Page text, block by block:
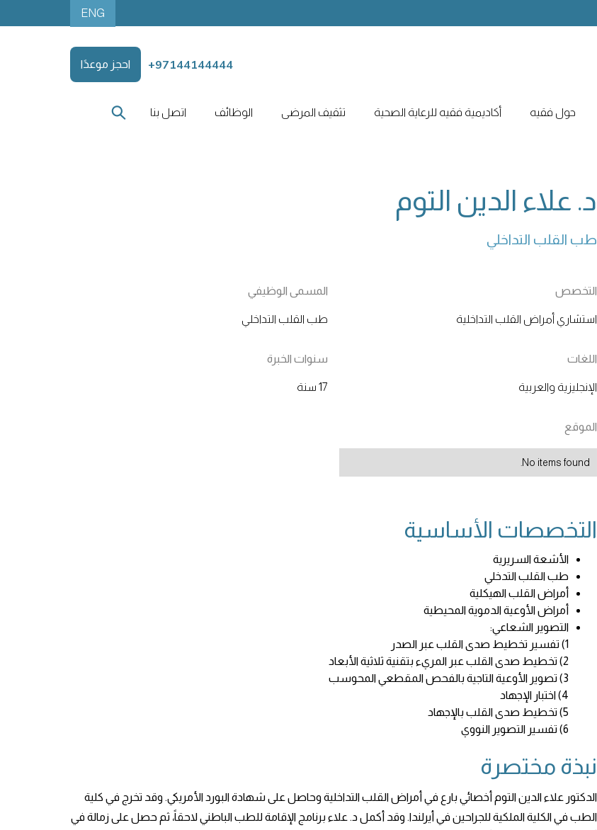
ENG
+97144144444 احجز موعدًا
حول فقيه أكاديمية فقيه للرعاية الصحية تثقيف المرضى الوظائف اتصل بنا
د. علاء الدين التوم
طب القلب التداخلي
التخصص
استشاري أمراض القلب التداخلية
المسمى الوظيفي
طب القلب التداخلي
اللغات
الإنجليزية والعربية
سنوات الخبرة
17 سنة
الموقع
No items found.
التخصصات الأساسية
الأشعة السريرية
طب القلب التدخلي
أمراض القلب الهيكلية
أمراض الأوعية الدموية المحيطية
التصوير الشعاعي:
1) تفسير تخطيط صدى القلب عبر الصدر
2) تخطيط صدى القلب عبر المريء بتقنية ثلاثية الأبعاد
3) تصوير الأوعية التاجية بالفحص المقطعي المحوسب
4) اختبار الإجهاد
5) تخطيط صدى القلب بالإجهاد
6) تفسير التصوير النووي
نبذة مختصرة
الدكتور علاء الدين التوم أخصائي بارع في أمراض القلب التداخلية وحاصل على شهادة البورد الأمريكي. وقد تخرج في كلية
الطب في الكلية الملكية للجراحين في أيرلندا. وقد أكمل د. علاء برنامج الإقامة للطب الباطني لاحقاً، ثم حصل على زمالة في